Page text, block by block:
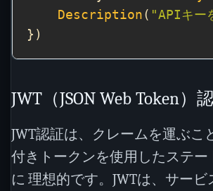
Description ( "APIキー
JWT（JSON Web Token）
JWT認証は、クレームを運ぶこ
付きトークンを使用したステー
に 理想的です。JWTは、サービ